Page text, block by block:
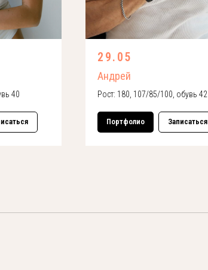
40
29.05
Андрей
Рост: 180, 107/85/100, обувь 42
Портфолио Записаться